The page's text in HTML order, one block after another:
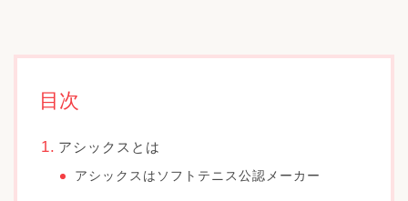
目次
アシックスとは
アシックスはソフトテニス公認メーカー